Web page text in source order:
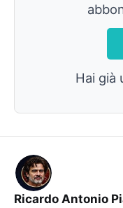
Hai già
Ricardo Antonio